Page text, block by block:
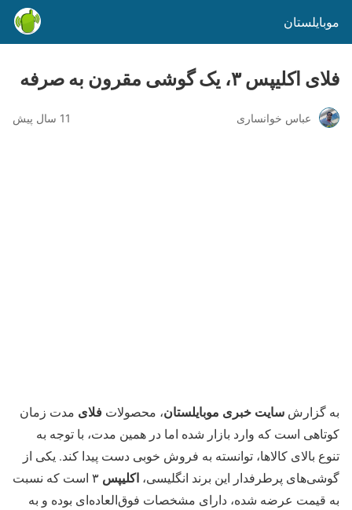
موبایلستان
فلای اکلیپس ۳، یک گوشی مقرون به صرفه
عباس خوانساری 11 سال پیش
به گزارش سایت خبری موبایلستان، محصولات فلای مدت زمان
کوتاهی است که وارد بازار شده اما در همین مدت، با توجه به
تنوع بالای کالاها، توانسته به فروش خوبی دست پیدا کند. یکی از
گوشی‌های پرطرفدار این برند انگلیسی، اکلیپس
۳ است که نسبت
به قیمت عرضه شده، دارای مشخصات فوق‌العاده‌ای بوده و به